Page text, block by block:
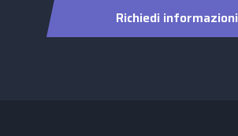
Richiedi informazioni